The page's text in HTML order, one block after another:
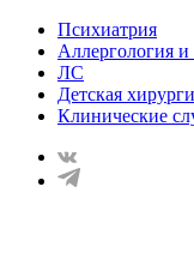
Психиатрия
Аллергология
ЛС
Детская
Клинические